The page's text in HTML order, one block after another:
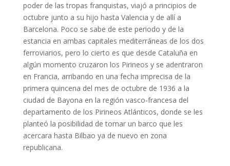
poder de las tropas franquistas, viajó a principios de
octubre junto a su hijo hasta Valencia y de allí a
Barcelona. Poco se sabe de este periodo y de la
estancia en ambas capitales mediterráneas de los dos
ferroviarios, pero lo cierto es que desde Cataluña en
algún momento cruzaron los Pirineos y se adentraron
en Francia, arribando en una fecha imprecisa de la
primera quincena del mes de octubre de 1936 a la
ciudad de Bayona en la región vasco-francesa del
departamento de los Pirineos Atlánticos, donde se les
planteó la posibilidad de tomar un barco que les
acercara hasta Bilbao ya de nuevo en zona
republicana.